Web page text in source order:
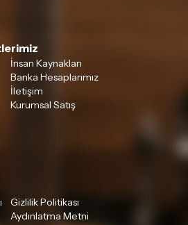
İnsan Kaynakları
Banka Hesaplarımız
İletişim
Kurumsal Satış
Gizlilik Politikası
Aydınlatma Metni